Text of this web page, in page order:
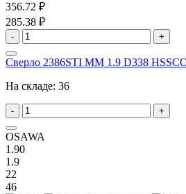
356.72 ₽
285.38 ₽
- +
Сверло 2386STI MM 1.9 D338
На складе: 36
- +
OSAWA
1.90
1.9
22
46